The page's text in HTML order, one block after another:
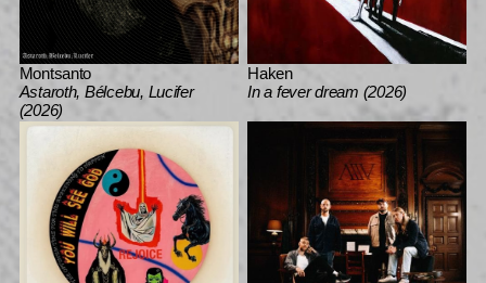
Montsanto
Astaroth, Bélcebu, Lucifer
(2026)
Haken
In a fever dream (2026)